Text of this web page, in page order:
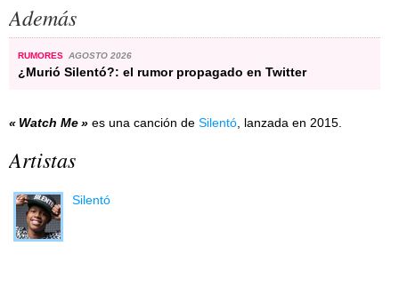
Además
RUMORES AGOSTO 2026
¿Murió Silentó?: el rumor propagado en Twitter
Watch Me es una canción de Silentó, lanzada en 2015.
Artistas
Silentó